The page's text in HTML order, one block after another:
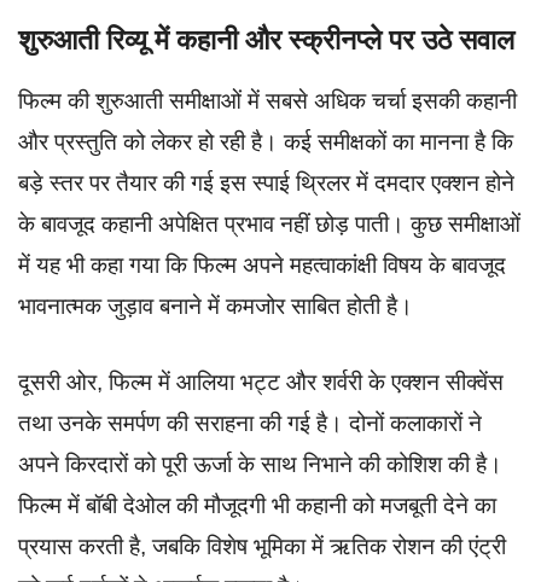
शुरुआती रिव्यू में कहानी और स्क्रीनप्ले पर उठे सवाल
फिल्म की शुरुआती समीक्षाओं में सबसे अधिक चर्चा इसकी कहानी
और प्रस्तुति को लेकर हो रही है। कई समीक्षकों का मानना है कि
बड़े स्तर पर तैयार की गई इस स्पाई थ्रिलर में दमदार एक्शन होने
के बावजूद कहानी अपेक्षित प्रभाव नहीं छोड़ पाती। कुछ समीक्षाओं
में यह भी कहा गया कि फिल्म अपने महत्वाकांक्षी विषय के बावजूद
भावनात्मक जुड़ाव बनाने में कमजोर साबित होती है।
दूसरी ओर, फिल्म में आलिया भट्ट और शर्वरी के एक्शन सीक्वेंस
तथा उनके समर्पण की सराहना की गई है। दोनों कलाकारों ने
अपने किरदारों को पूरी ऊर्जा के साथ निभाने की कोशिश की है।
फिल्म में बॉबी देओल की मौजूदगी भी कहानी को मजबूती देने का
प्रयास करती है, जबकि विशेष भूमिका में ऋतिक रोशन की एंट्री